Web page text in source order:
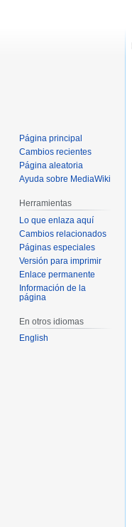
Página principal
Cambios recientes
Página aleatoria
Ayuda sobre MediaWiki
Herramientas
Lo que enlaza aquí
Cambios relacionados
Páginas especiales
Versión para imprimir
Enlace permanente
Información de la
página
En otros idiomas
English